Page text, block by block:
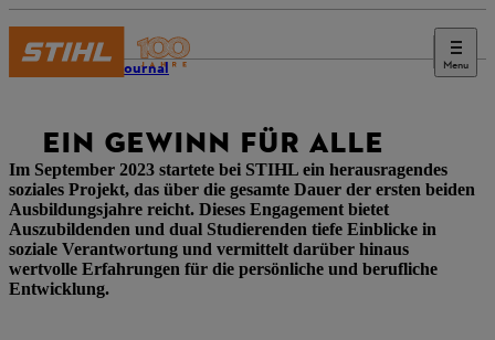
Menu
STIHL Journal
EIN GEWINN FÜR ALLE
Im September 2023 startete bei STIHL ein herausragendes
soziales Projekt, das über die gesamte Dauer der ersten beiden
Ausbildungsjahre reicht. Dieses Engagement bietet
Auszubildenden und dual Studierenden tiefe Einblicke in
soziale Verantwortung und vermittelt darüber hinaus
wertvolle Erfahrungen für die persönliche und berufliche
Entwicklung.